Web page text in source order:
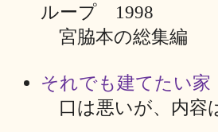
ループ 1998
宮脇本の総集編
それでも建てたい家
口は悪いが、内容